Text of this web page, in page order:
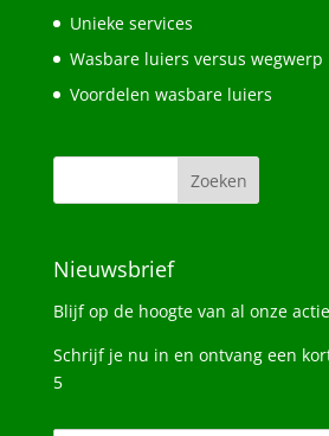
Unieke services
Wasbare luiers versus wegwerp
Voordelen wasbare luiers
Nieuwsbrief
Blijf op de hoogte van al onze
Schrijf je nu in en ontvang een
5